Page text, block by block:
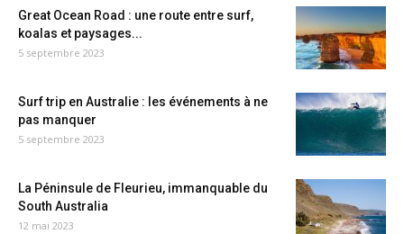
Great Ocean Road : une route entre surf,
koalas et paysages...
5 septembre 2023
Surf trip en Australie : les événements à ne
pas manquer
5 septembre 2023
La Péninsule de Fleurieu, immanquable du
South Australia
12 mai 2023